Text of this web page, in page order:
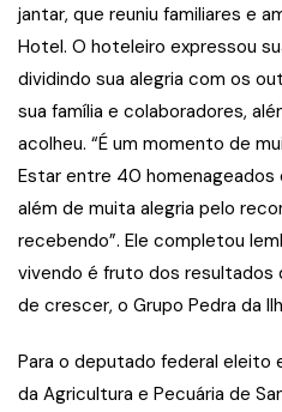
jantar, que reuniu familiares e
Hotel. O hoteleiro expressou
dividindo sua alegria com os
sua família e colaboradores,
acolheu. “É um momento de
Estar entre 40 homenageados
além de muita alegria pelo
recebendo”. Ele completou
vivendo é fruto dos resultados
de crescer, o Grupo Pedra da
Para o deputado federal eleito
da Agricultura e Pecuária de